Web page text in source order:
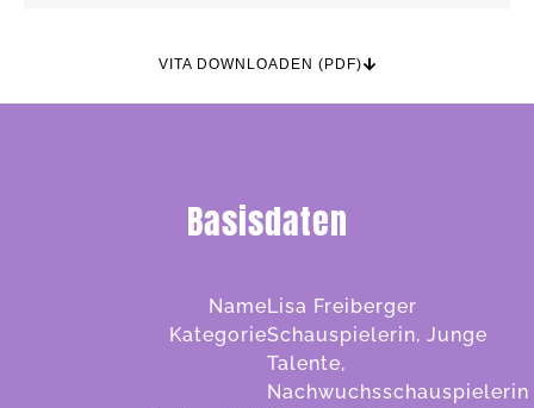
VITA DOWNLOADEN (PDF)
Basisdaten
NameLisa Freiberger
KategorieSchauspielerin, Junge
Talente,
Nachwuchsschauspielerin